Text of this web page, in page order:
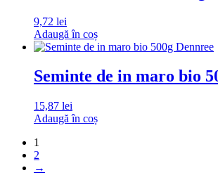
9,72 lei
Adaugă în coș
Seminte de in maro bio
15,87 lei
Adaugă în coș
1
2
→